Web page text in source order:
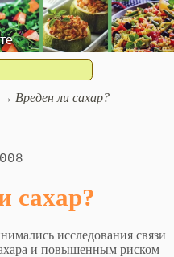
Вреден ли сахар?
сахар?
исследования связи
и повышенным риском